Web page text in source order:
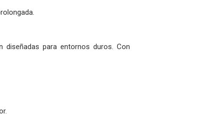
diseñadas para entornos duros. Con